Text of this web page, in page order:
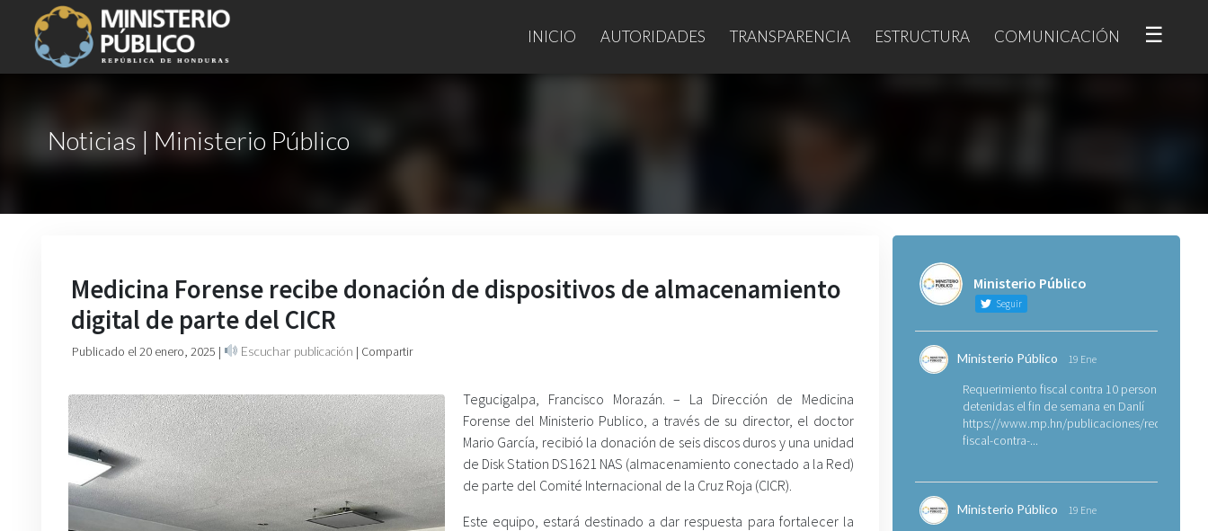
INICIO AUTORIDADES TRANSPARENCIA ESTRUCTURA COMUNICACIÓN ☰
Noticias | Ministerio Público
Medicina Forense recibe donación de dispositivos de almacenamiento
digital de parte del CICR
Publicado el 20 enero, 2025 | Escuchar publicación | Compartir
Tegucigalpa, Francisco Morazán. – La Dirección de Medicina
Forense del Ministerio Publico, a través de su director, el doctor
Mario García, recibió la donación de seis discos duros y una unidad
de Disk Station DS1621 NAS (almacenamiento conectado a la Red)
de parte del Comité Internacional de la Cruz Roja (CICR).
Este equipo, estará destinado a dar respuesta para fortalecer la
Ministerio Público
Seguir
Ministerio Público 19 Ene
Requerimiento fiscal contra 10 personas
detenidas el fin de semana en Danlí
https://www.mp.hn/publicaciones/
fiscal-contra-...
Ministerio Público 19 Ene